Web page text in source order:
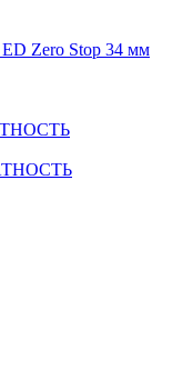
Zero Stop 34 мм